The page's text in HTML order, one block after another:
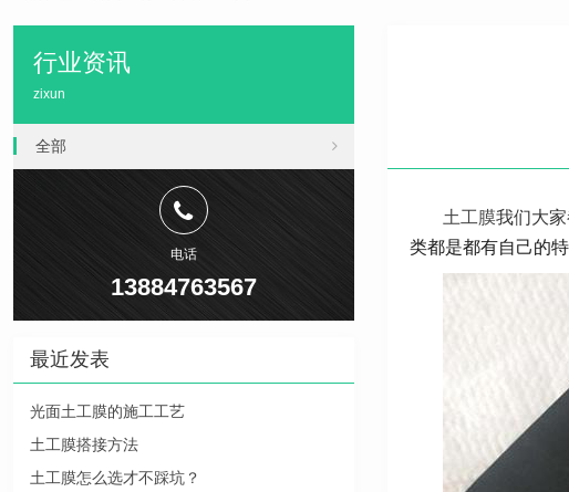
土工膜我们大
类都是都有自己的
行业资讯
zixun
全部
电话
13884763567
最近发表
光面土工膜的施工工艺
土工膜搭接方法
土工膜怎么选才不踩坑？